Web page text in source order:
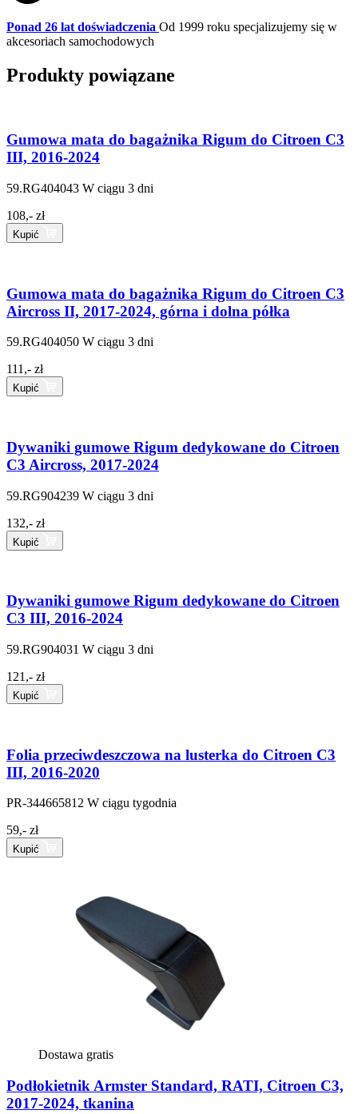
Ponad 26 lat doświadczenia Od 1999 roku specjalizujemy się w
akcesoriach samochodowych
Produkty powiązane
Gumowa mata do bagażnika Rigum do Citroen C3
III, 2016-2024
59.RG404043 W ciągu 3 dni
108,- zł
Kupić
Gumowa mata do bagażnika Rigum do Citroen C3
Aircross II, 2017-2024, górna i dolna półka
59.RG404050 W ciągu 3 dni
111,- zł
Kupić
Dywaniki gumowe Rigum dedykowane do Citroen
C3 Aircross, 2017-2024
59.RG904239 W ciągu 3 dni
132,- zł
Kupić
Dywaniki gumowe Rigum dedykowane do Citroen
C3 III, 2016-2024
59.RG904031 W ciągu 3 dni
121,- zł
Kupić
Folia przeciwdeszczowa na lusterka do Citroen C3
III, 2016-2020
PR-344665812 W ciągu tygodnia
59,- zł
Kupić
Dostawa gratis
Podłokietnik Armster Standard, RATI, Citroen C3,
2017-2024, tkanina